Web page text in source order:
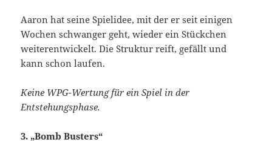
Aaron hat seine Spielidee, mit der er seit einigen
Wochen schwanger geht, wieder ein Stückchen
weiterentwickelt. Die Struktur reift, gefällt und
kann schon laufen.
Keine WPG-Wertung für ein Spiel in der
Entstehungsphase.
3. „Bomb Busters“